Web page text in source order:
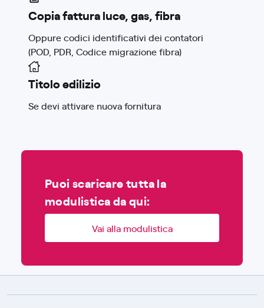
Copia fattura luce, gas, fibra
Oppure codici identificativi dei contatori
(POD, PDR, Codice migrazione fibra)
Titolo edilizio
Se devi attivare nuova fornitura
Puoi scaricare tutta la
modulistica da qui:
Vai alla modulistica